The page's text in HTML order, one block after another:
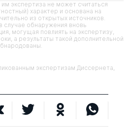
экспертиза не может считаться
характер и основана на
из открытых источников.
случае обнаружения вновь
могущая повлиять на экспертизу,
а результаты такой дополнительной
экспертизам Диссернета,